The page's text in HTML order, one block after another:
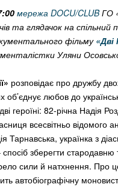
мережа DOCU/CLUBГО
та глядачок на спільний
фільму«Дві
Уляни
розповідає про дружбу
об’єднує любов до
героїні: 82-річна Надія
всесвітньо відомого
Тарнавська, українка з
спосіб зберегти
сили й натхнення. Про
автобіографічну